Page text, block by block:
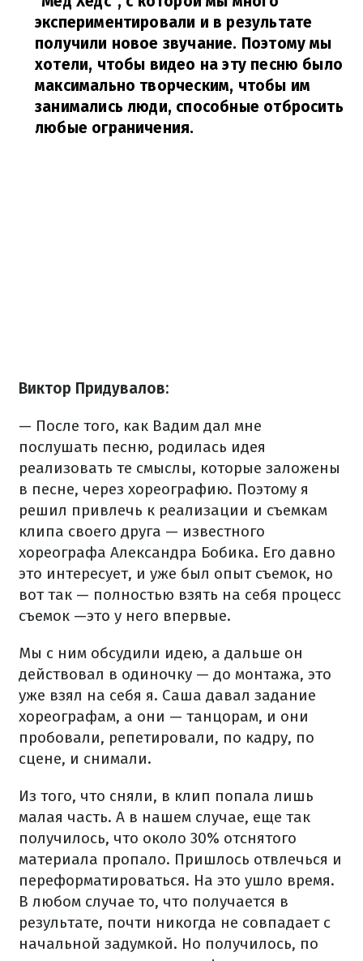
экспериментировали и в результате
получили новое звучание. Поэтому мы
хотели, чтобы видео на эту песню было
максимально творческим, чтобы им
занимались люди, способные отбросить
любые ограничения.
Виктор Придувалов:
— После того, как Вадим дал мне
послушать песню, родилась идея
реализовать те смыслы, которые заложены
в песне, через хореографию. Поэтому я
решил привлечь к реализации и съемкам
клипа своего друга — известного
хореографа Александра Бобика. Его давно
это интересует, и уже был опыт съемок, но
вот так — полностью взять на себя процесс
съемок —это у него впервые.
Мы с ним обсудили идею, а дальше он
действовал в одиночку — до монтажа, это
уже взял на себя я. Саша давал задание
хореографам, а они — танцорам, и они
пробовали, репетировали, по кадру, по
сцене, и снимали.
Из того, что сняли, в клип попала лишь
малая часть. А в нашем случае, еще так
получилось, что около 30% отснятого
материала пропало. Пришлось отвлечься и
переформатироваться. На это ушло время.
В любом случае то, что получается в
результате, почти никогда не совпадает с
начальной задумкой. Но получилось, по